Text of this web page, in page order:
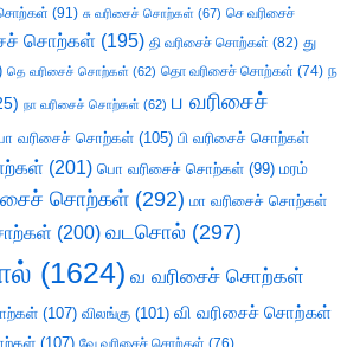
சொற்கள் (91) சு வரிசைச் சொற்கள் (67) செ வரிசைச்
சொற்கள் (195) தி வரிசைச் சொற்கள் (82) து
தெ வரிசைச் சொற்கள் (62) தொ வரிசைச் சொற்கள் (74) ந
நா வரிசைச் சொற்கள் (62) ப வரிசைச்
வரிசைச் சொற்கள் (105) பி வரிசைச் சொற்கள்
(201) பொ வரிசைச் சொற்கள் (99) மரம்
சொற்கள் (292) மா வரிசைச் சொற்கள்
(200) வடசொல் (297)
(1624) வ வரிசைச் சொற்கள்
(107) விலங்கு (101) வி வரிசைச் சொற்கள்
(107) வே வரிசைச் சொற்கள் (76)